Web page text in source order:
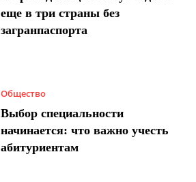
еще в три страны без
загранпаспорта
Общество
Выбор специальности
начинается: что важно учесть
абитуриентам